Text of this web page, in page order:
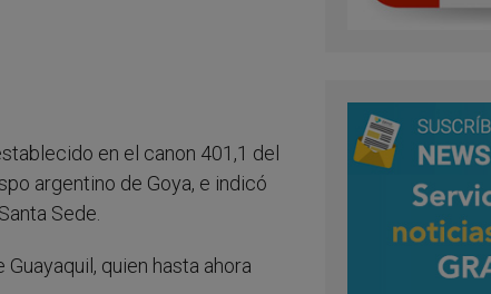
en el canon 401,1 del
argentino de Goya, e indicó
Sede.
quien hasta ahora